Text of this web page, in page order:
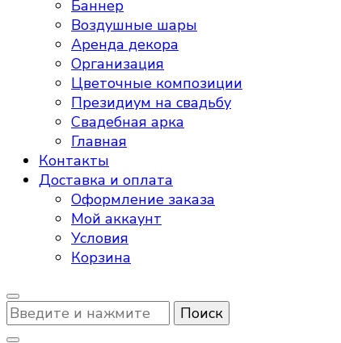
Баннер
Воздушные шары
Аренда декора
Организация
Цветочные композиции
Президиум на свадьбу
Свадебная арка
Главная
Контакты
Доставка и оплата
Оформление заказа
Мой аккаунт
Условия
Корзина
Ищите
что-